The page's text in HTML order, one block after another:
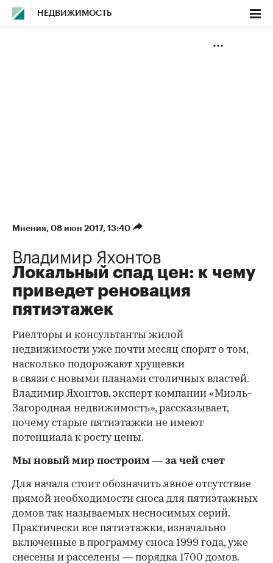
НЕДВИЖИМОСТЬ
Мнения⁠, 08 июн 2017, 13:40
Владимир Яхонтов
Локальный спад цен: к чему
приведет реновация
пятиэтажек
Риелторы и консультанты жилой
недвижимости уже почти месяц спорят о том,
насколько подорожают хрущевки
в связи с новыми планами столичных властей.
Владимир Яхонтов, эксперт компании «Миэль-
Загородная недвижимость», рассказывает,
почему старые пятиэтажки не имеют
потенциала к росту цены.
Мы новый мир построим — за чей счет
Для начала стоит обозначить явное отсутствие
прямой необходимости сноса для пятиэтажных
домов так называемых несносимых серий.
Практически все пятиэтажки, изначально
включенные в программу сноса 1999 года, уже
снесены и расселены — порядка 1700 домов.